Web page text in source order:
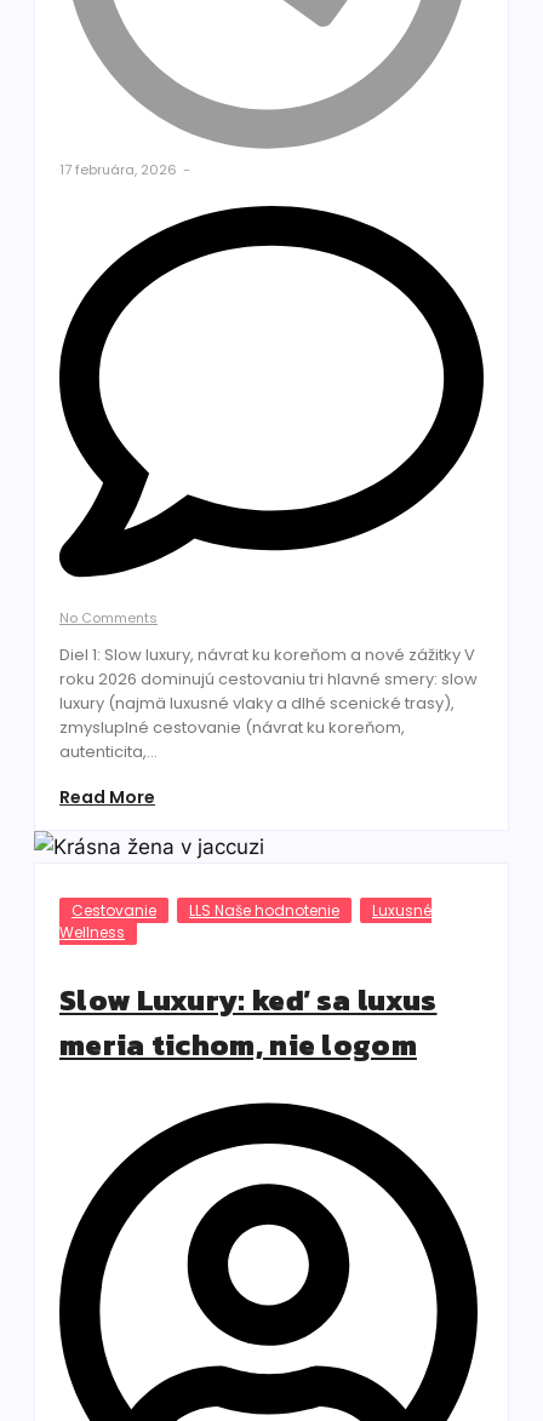
17 februára, 2026 -
No Comments
Diel 1: Slow luxury, návrat ku koreňom a nové zážitky V
roku 2026 dominujú cestovaniu tri hlavné smery: slow
luxury (najmä luxusné vlaky a dlhé scenické trasy),
zmysluplné cestovanie (návrat ku koreňom,
autenticita,...
Read More
Cestovanie LLS Naše hodnotenie
Luxusné
Wellness
Slow Luxury: keď sa luxus
meria tichom, nie logom